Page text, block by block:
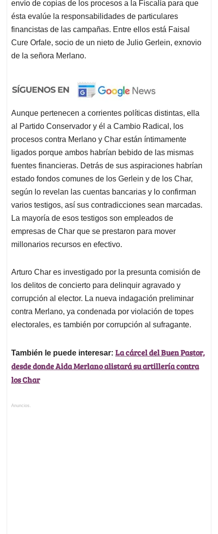
envío de copias de los procesos a la Fiscalía para que
ésta evalúe la responsabilidades de particulares
financistas de las campañas. Entre ellos está Faisal
Cure Orfale, socio de un nieto de Julio Gerlein, exnovio
de la señora Merlano.
Aunque pertenecen a corrientes políticas distintas, ella
al Partido Conservador y él a Cambio Radical, los
procesos contra Merlano y Char están íntimamente
ligados porque ambos habrían bebido de las mismas
fuentes financieras. Detrás de sus aspiraciones habrían
estado fondos comunes de los Gerlein y de los Char,
según lo revelan las cuentas bancarias y lo confirman
varios testigos, así sus contradicciones sean marcadas.
La mayoría de esos testigos son empleados de
empresas de Char que se prestaron para mover
millonarios recursos en efectivo.
Arturo Char es investigado por la presunta comisión de
los delitos de concierto para delinquir agravado y
corrupción al elector. La nueva indagación preliminar
contra Merlano, ya condenada por violación de topes
electorales, es también por corrupción al sufragante.
También le puede interesar: La cárcel del Buen Pastor,
desde donde Aida Merlano alistará su artillería contra
los Char
Anuncios.